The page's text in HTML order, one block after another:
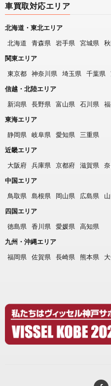
車買取対応エリア
北海道・東北エリア
北海道
青森県 岩手県 宮城県
関東エリア
東京都
神奈川県 埼玉県 千葉県
信越・北陸エリア
新潟県
長野県 富山県 石川県
東海エリア
静岡県
岐阜県 愛知県
三重県
近畿エリア
大阪府
兵庫県 京都府 滋賀県
中国エリア
鳥取県
島根県 岡山県 広島県
四国エリア
徳島県
香川県 愛媛県
高知県
九州・沖縄エリア
福岡県
佐賀県 長崎県 熊本県